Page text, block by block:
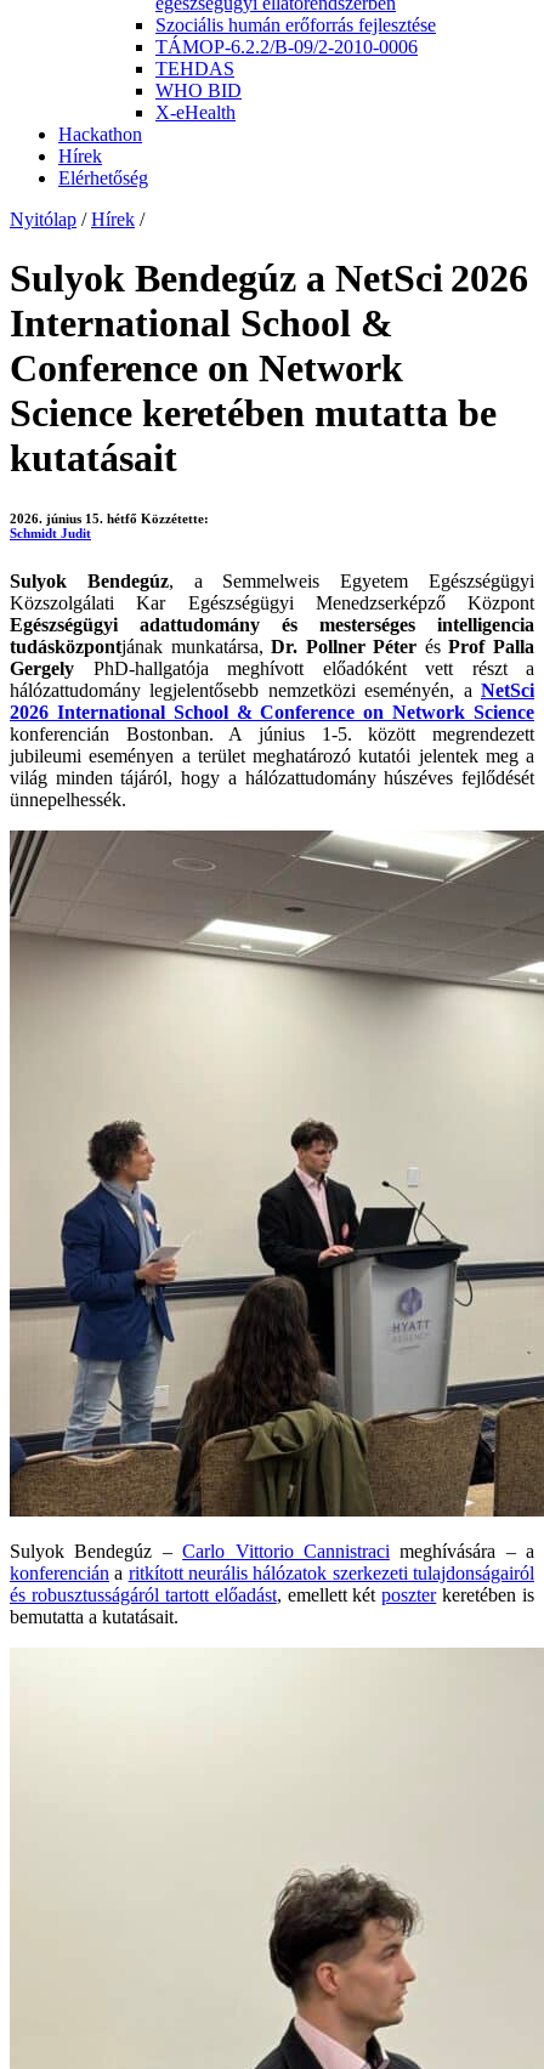
Szociális humán erőforrás fejlesztése
TÁMOP-6.2.2/B-09/2-2010-0006
TEHDAS
WHO BID
X-eHealth
Hackathon
Hírek
Elérhetőség
Nyitólap / Hírek /
Sulyok Bendegúz a NetSci 2026
International School &
Conference on Network
Science keretében mutatta be
kutatásait
2026. június 15. hétfő Közzétette:
Schmidt Judit
Sulyok Bendegúz, a Semmelweis Egyetem Egészségügyi
Közszolgálati Kar Egészségügyi Menedzserképző Központ
Egészségügyi adattudomány és mesterséges intelligencia
tudásközpontjának munkatársa,Dr. Pollner Péter ésProf Palla
Gergely PhD-hallgatója meghívott előadóként vett részt a
hálózattudomány legjelentősebb nemzetközi eseményén, a NetSci
2026 International School & Conference on Network Science
konferencián Bostonban. A június 1-5. között megrendezett
jubileumi eseményen a terület meghatározó kutatói jelentek meg a
világ minden tájáról, hogy a hálózattudomány húszéves fejlődését
ünnepelhessék.
Sulyok Bendegúz –Carlo Vittorio Cannistracimeghívására – a
konferencián a ritkított neurális hálózatok szerkezeti tulajdonságairól
és robusztusságáról tartott előadást, emellett kétposzterkeretében is
bemutatta a kutatásait.